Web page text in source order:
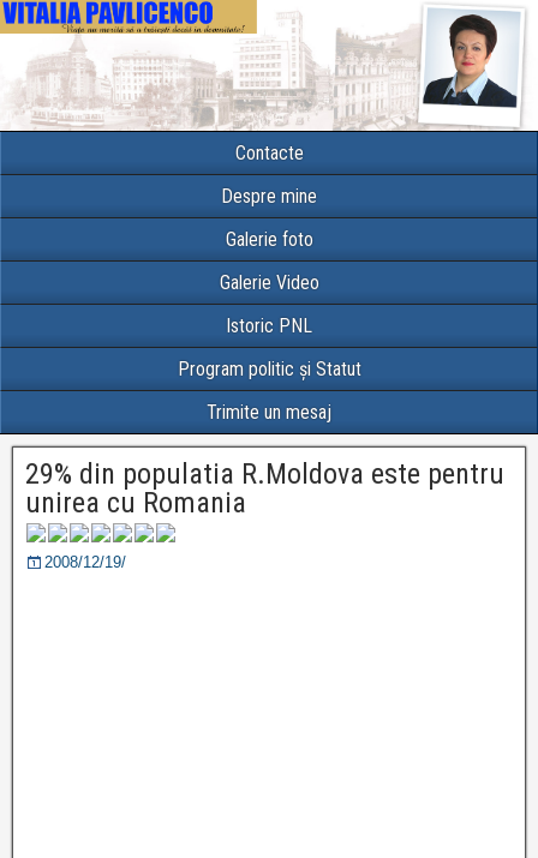
Contacte
Despre mine
Galerie foto
Galerie Video
Istoric PNL
Program politic și Statut
Trimite un mesaj
29% din populatia R.Moldova este pentru
unirea cu Romania
2008/12/19/